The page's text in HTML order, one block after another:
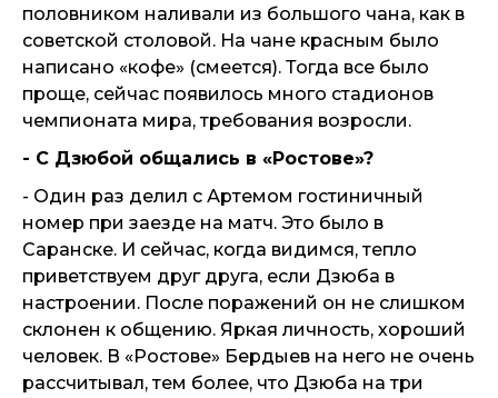
половником наливали из большого чана, как в
советской столовой. На чане красным было
написано «кофе» (смеется). Тогда все было
проще, сейчас появилось много стадионов
чемпионата мира, требования возросли.
- С Дзюбой общались в «Ростове»?
- Один раз делил с Артемом гостиничный
номер при заезде на матч. Это было в
Саранске. И сейчас, когда видимся, тепло
приветствуем друг друга, если Дзюба в
настроении. После поражений он не слишком
склонен к общению. Яркая личность, хороший
человек. В «Ростове» Бердыев на него не очень
рассчитывал, тем более, что Дзюба на три